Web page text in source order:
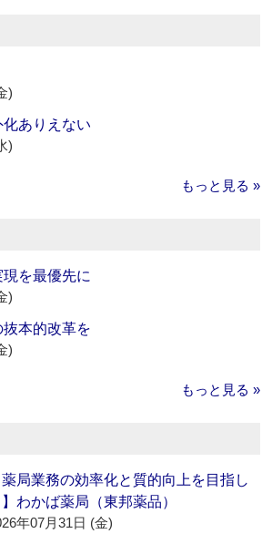
)
ありえない
)
もっと見る »
を最優先に
)
本的改革を
)
もっと見る »
薬局業務の効率化と質的向上を目指し
わかば薬局（東邦薬品）
年07月31日 (金)